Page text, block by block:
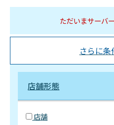
ただいまサーバ
さらに条
店舗形態
店舗